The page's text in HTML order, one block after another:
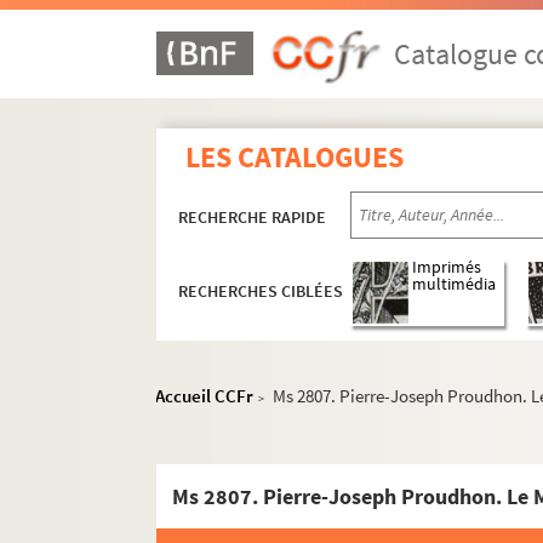
Catalogue
LES CATALOGUES
RECHERCHE RAPIDE
RECHERCHES CIBLÉES
Imprimés
multimédia
Accueil CCFr > Ms 2807. Pierre-Joseph Proudhon.
Ms 2807. Pierre-Joseph Proudhon.
Ms 1876 à 1887. Collection Charles Thuriet
Ms 1944 à 1952. Collection Bergier
Ms 1953 à 1969. Collection Emile Longin